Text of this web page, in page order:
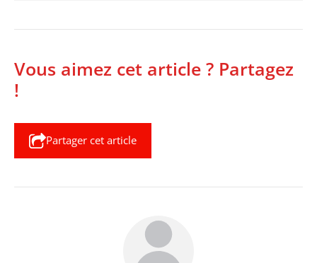
Vous aimez cet article ? Partagez
!
Partager cet article